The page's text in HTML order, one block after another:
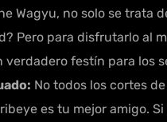
Wagyu, no solo se trata
Pero para disfrutarlo al
festín para los
No todos los cortes
es tu mejor amigo.